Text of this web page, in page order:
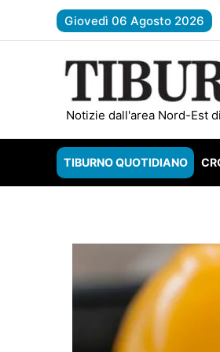
Giovedì 06 Agosto 2026
Notizie dall'area Nord-Est
FONTE NUOVA – Santa
TIBURNO QUOTIDIANO